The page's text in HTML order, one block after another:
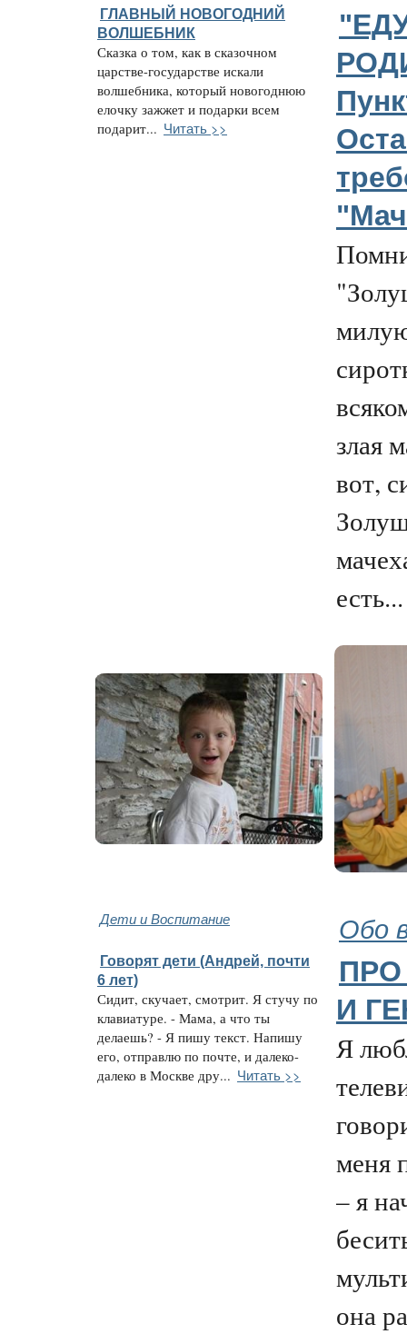
ГЛАВНЫЙ НОВОГОДНИЙ
ВОЛШЕБНИК
Сказка о том, как в сказочном
царстве-государстве искали
волшебника, который новогоднюю
елочку зажжет и подарки всем
подарит... Читать >>
злая
вот,
есть...
Дети и Воспитание Обо
Говорят дети (Андрей, почти
6 лет)
Сидит, скучает, смотрит. Я стучу по
клавиатуре. - Мама, а что ты
делаешь? - Я пишу текст. Напишу
его, отправлю по почте, и далеко-
далеко в Москве дру... Читать >>
И
Я
меня
– я
она